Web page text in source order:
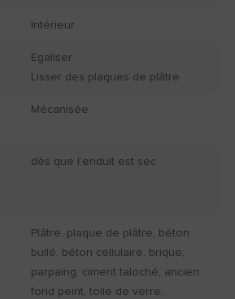
Intérieur
Egaliser
Lisser des plaques de plâtre
Mécanisée
dès que l’enduit est sec
Plâtre, plaque de plâtre, béton
bullé, béton cellulaire, brique,
parpaing, ciment taloché, ancien
fond peint, toile de verre,